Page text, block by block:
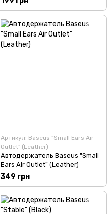
Артикул: Baseus "Small Ears Air
Outlet" (Leather)
Автодержатель Baseus "Small
Ears Air Outlet" (Leather)
349 грн